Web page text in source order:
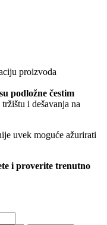
podložne čestim
i dešavanja na
uvek moguće ažurirati
i proverite trenutno